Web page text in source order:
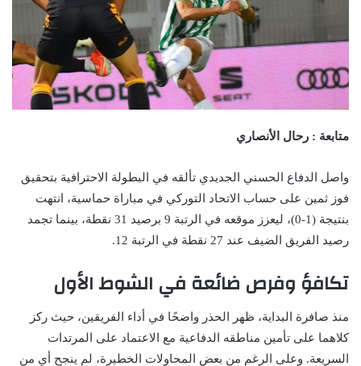
متابعة : رحال الأنصاري
واصل الدفاع الحسني الجديدي تألقه في البطولة الاحترافية بتحقيق
فوز ثمين على حساب الاتحاد التوركي في مباراة حماسية، انتهت
بنتيجة (1-0)، ليعزز موقعه في الرتبة 9 برصيد 31 نقطة، بينما تجمد
رصيد الفريق الضيف عند 27 نقطة في الرتبة 12.
تكافؤ وفرص ضائعة في الشوط الأول
منذ صافرة البداية، ظهر الحذر واضحًا في أداء الفريقين، حيث ركز
كلاهما على تأمين مناطقه الدفاعية مع الاعتماد على المرتدات
السريعة. وعلى الرغم من بعض المحاولات الخطيرة، لم ينجح أي من